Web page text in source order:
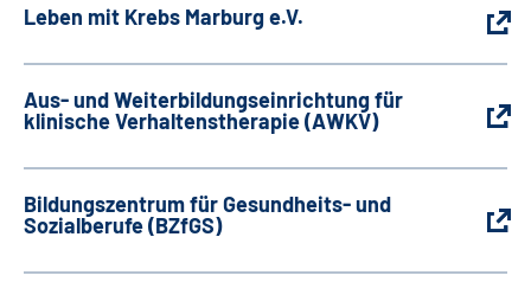
Leben mit Krebs Marburg e.V.
Aus- und Weiterbildungseinrichtung für
klinische Verhaltenstherapie (AWKV)
Bildungszentrum für Gesundheits- und
Sozialberufe (BZfGS)